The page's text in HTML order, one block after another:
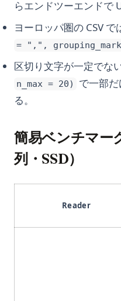
らエンドツーエンドで
ヨーロッパ圏の CSV で
= ",",
区切り文字が一定でな
n_max = 20)
で一部
る。
簡易ベンチマー
列・SSD）
Reader